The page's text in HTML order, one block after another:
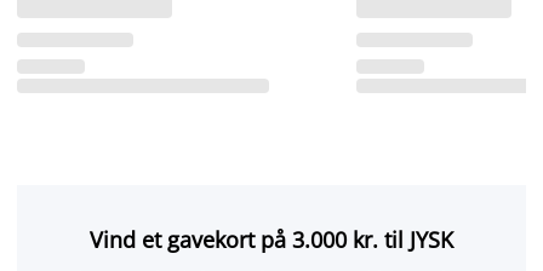
Vind et gavekort på 3.000 kr. til JYSK